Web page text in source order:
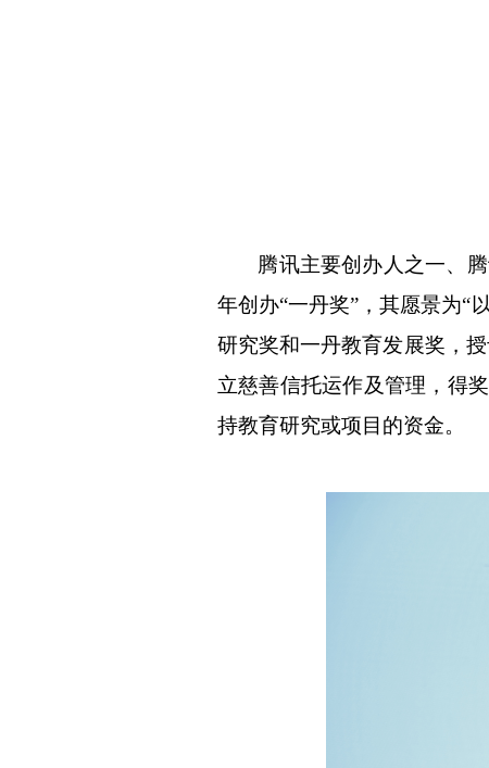
腾讯主要创办人之一、
年创办“一丹奖”，其愿景为“
研究奖和一丹教育发展奖，
立慈善信托运作及管理，得
持教育研究或项目的资金。